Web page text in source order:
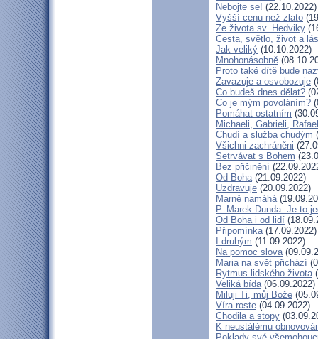
Nebojte se! (22.10.2022)
Vyšší cenu než zlato
Ze života sv. Hedviky
Cesta, světlo, život a
Jak veliký (10.10.2022)
Mnohonásobně
Proto také dítě bude
Zavazuje a osvobozuje
Co budeš dnes dělat?
Co je mým povoláním?
Pomáhat ostatním
Michaeli, Gabrieli,
Chudí a služba chudým
Všichni zachráněni
Setrvávat s Bohem
Bez přičinění
Od Boha(21.09.2022)
Uzdravuje (20.09.2022)
Marně namáhá
P. Marek Dunda: Je to
Od Boha i od lidí
Připomínka(17.09.2022)
I druhým (11.09.2022)
Na pomoc slova
Maria na svět přichází
Rytmus lidského života
Veliká bída(06.09.2022)
Miluji Ti, můj Bože
Víra roste (04.09.2022)
Chodila a stopy
K neustálému